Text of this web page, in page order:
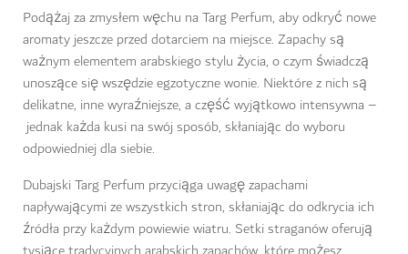
Podążaj za zmysłem węchu na Targ Perfum, aby odkryć nowe
aromaty jeszcze przed dotarciem na miejsce. Zapachy są
ważnym elementem arabskiego stylu życia, o czym świadczą
unoszące się wszędzie egzotyczne wonie. Niektóre z nich są
delikatne, inne wyraźniejsze, a część wyjątkowo intensywna –
jednak każda kusi na swój sposób, skłaniając do wyboru
odpowiedniej dla siebie.
Dubajski Targ Perfum przyciąga uwagę zapachami
napływającymi ze wszystkich stron, skłaniając do odkrycia ich
źródła przy każdym powiewie wiatru. Setki straganów oferują